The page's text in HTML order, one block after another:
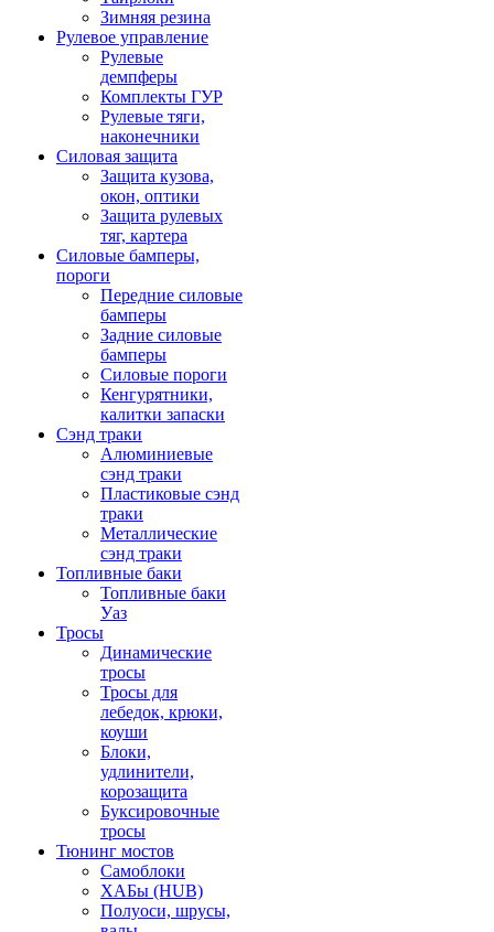
Зимняя резина
Рулевое управление
Рулевые
демпферы
Комплекты ГУР
Рулевые тяги,
наконечники
Силовая защита
Защита кузова,
окон, оптики
Защита рулевых
тяг, картера
Силовые бамперы,
пороги
Передние силовые
бамперы
Задние силовые
бамперы
Силовые пороги
Кенгурятники,
калитки запаски
Сэнд траки
Алюминиевые
сэнд траки
Пластиковые сэнд
траки
Металлические
сэнд траки
Топливные баки
Топливные баки
Уаз
Тросы
Динамические
тросы
Тросы для
лебедок, крюки,
коуши
Блоки,
удлинители,
корозащита
Буксировочные
тросы
Тюнинг мостов
Самоблоки
ХАБы (HUB)
Полуоси, шрусы,